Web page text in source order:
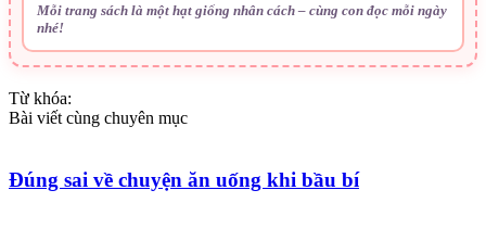
Mỗi trang sách là một hạt giống nhân cách – cùng con đọc mỗi ngày
nhé!
Từ khóa:
Bài viết cùng chuyên mục
Đúng sai về chuyện ăn uống khi bầu bí